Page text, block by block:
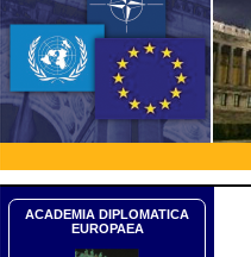
ACADEMIA DIPLOMATICA
EUROPAEA